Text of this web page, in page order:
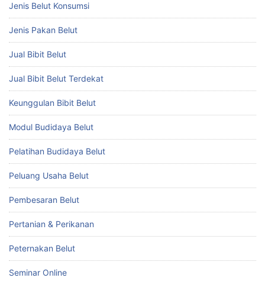
Jenis Belut Konsumsi
Jenis Pakan Belut
Jual Bibit Belut
Jual Bibit Belut Terdekat
Keunggulan Bibit Belut
Modul Budidaya Belut
Pelatihan Budidaya Belut
Peluang Usaha Belut
Pembesaran Belut
Pertanian & Perikanan
Peternakan Belut
Seminar Online